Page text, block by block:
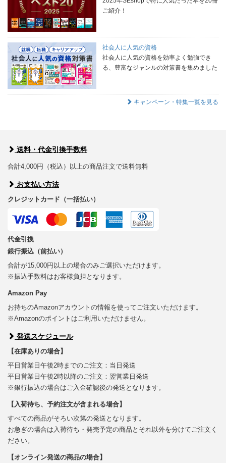
ご紹介！
社会人に人気の資格
社会人に人気の資格を効率よく勉強でき
る、豊富なジャンルの対策書を集めました
キャンペーン・特集一覧を見る
送料・代金引換手数料
合計4,000円（税込）以上の商品注文で送料無料
お支払い方法
クレジットカード（一括払い）
代金引換
銀行振込（前払い）
合計が15,000円以上の場合のみご選択いただけます。
※振込手数料はお客様負担となります。
Amazon Pay
お持ちのAmazonアカウントの情報を使ってご注文いただけます。
※Amazonのポイントはご利用いただけません。
発送スケジュール
【在庫ありの場合】
平日営業日午後2時までのご注文：当日発送
平日営業日午後2時以降のご注文：翌営業日発送
※銀行振込の場合はご入金確認後の発送となります。
【入荷待ち、予約注文が含まれる場合】
すべての商品がそろい次第の発送となります。
お急ぎの場合は入荷待ち・発売予定の商品とそれ以外を分けてご注文く
ださい。
【オンライン発送の商品の場合】